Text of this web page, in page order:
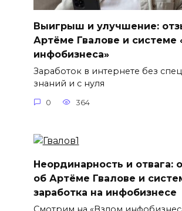
Выигрыш и улучшение:
Артёме Гвалове и системе
инфобизнеса»
Заработок в интернете без
знаний и с нуля
0 364
Неординарность и отвага:
об Артёме Гвалове и
заработка на инфобизнесе